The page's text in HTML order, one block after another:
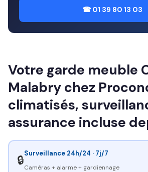
☎ 01 39 80 13 03
Votre garde meuble
Malabry chez
climatisés,
assurance incluse
🔒Surveillance 24h/24 · 7j/7
Caméras + alarme + gardiennage